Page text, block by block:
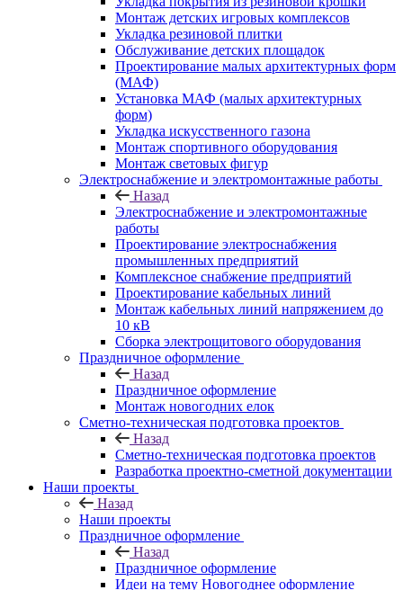
Монтаж детских игровых комплексов
Укладка резиновой плитки
Обслуживание детских площадок
Проектирование малых архитектурных форм
(МАФ)
Установка МАФ (малых архитектурных
форм)
Укладка искусственного газона
Монтаж спортивного оборудования
Монтаж световых фигур
Электроснабжение и электромонтажные работы
Назад
Электроснабжение и электромонтажные
работы
Проектирование электроснабжения
промышленных предприятий
Комплексное снабжение предприятий
Проектирование кабельных линий
Монтаж кабельных линий напряжением до
10 кВ
Сборка электрощитового оборудования
Праздничное оформление
Назад
Праздничное оформление
Монтаж новогодних елок
Сметно-техническая подготовка проектов
Назад
Сметно-техническая подготовка проектов
Разработка проектно-сметной документации
Наши проекты
Назад
Наши проекты
Праздничное оформление
Назад
Праздничное оформление
Идеи на тему Новогоднее оформление